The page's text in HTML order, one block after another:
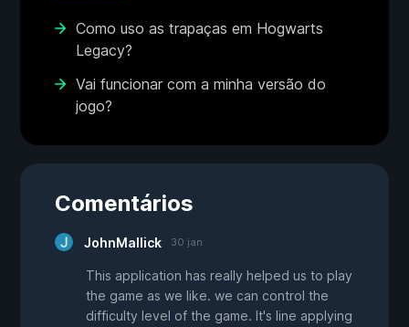
Como uso as trapaças em Hogwarts
Legacy?
Vai funcionar com a minha versão do
jogo?
Comentários
JohnMallick 30 jan
This application has really helped us to play
the game as we like. we can control the
difficulty level of the game. It's line applying